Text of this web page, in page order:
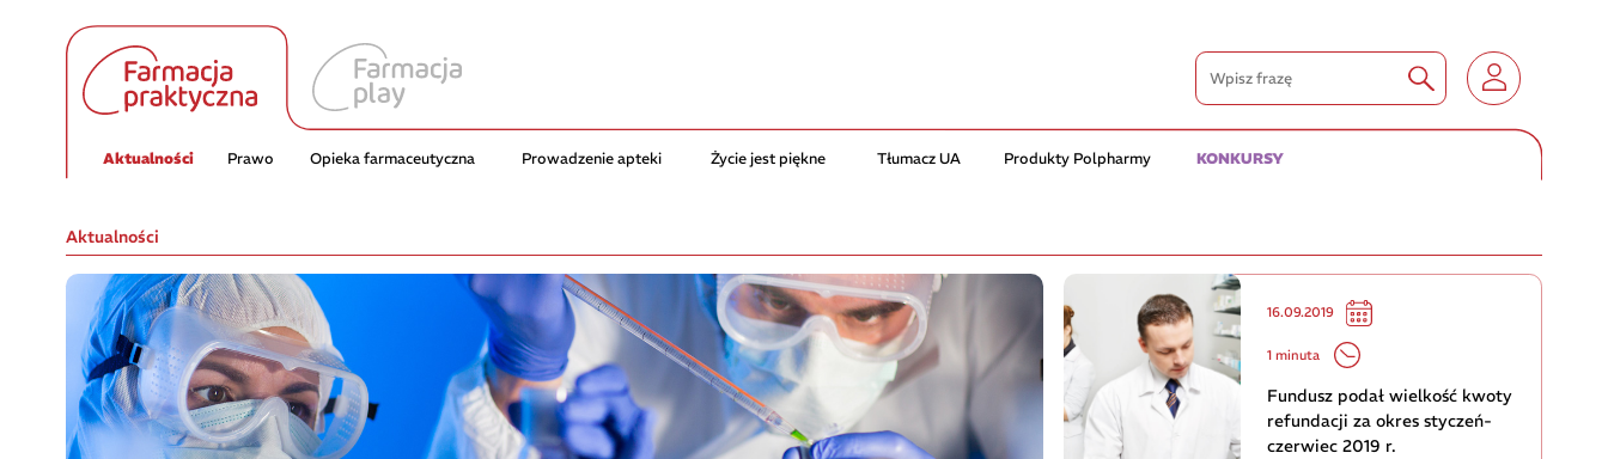
Aktualności Prawo Opieka farmaceutyczna Prowadzenie apteki Życie jest piękne Tłumacz UA Produkty Polpharmy KONKURSY
Aktualności
16.09.2019
1 minuta
Fundusz podał wielkość kwoty
refundacji za okres styczeń-
czerwiec 2019 r.